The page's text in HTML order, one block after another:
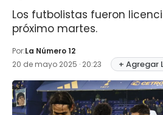
Los futbolistas fueron
próximo martes.
Por:La Número 12
20 de mayo 2025 · 20:23
+ Agregar